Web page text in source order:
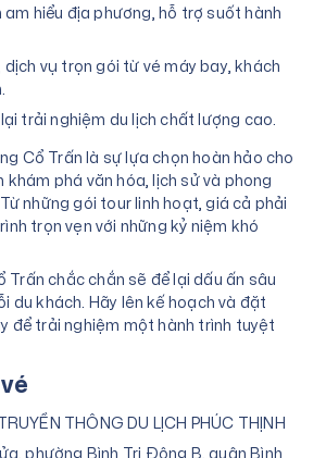
hiểu địa phương, hỗ trợ suốt hành
dịch vụ trọn gói từ vé máy bay, khách
trải nghiệm du lịch chất lượng cao.
Cổ Trấn là sự lựa chọn hoàn hảo cho
khám phá văn hóa, lịch sử và phong
những gói tour linh hoạt, giá cả phải
trọn vẹn với những kỷ niệm khó
Trấn chắc chắn sẽ để lại dấu ấn sâu
du khách. Hãy lên kế hoạch và đặt
để trải nghiệm một hành trình tuyệt
THÔNG DU LỊCH PHÚC THỊNH